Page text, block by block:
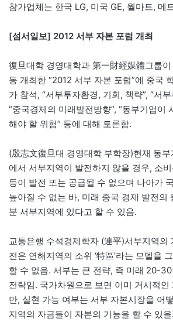
참가업체는 한국 LG, 미국 GE, 월마트, 메
[섬서일보] 2012 서부 자본 포럼 개최
復旦대학 경영대학과 第一財經媒體그룹
동 개최한 “2012 서부 자본 포럼”에 중국
가 참석, “서부투자환경, 기회, 책략”, “서
“중국경제의 미래발전방향”, “동부기업이
해야 할 위험” 등에 대해 토론함.
(殷志文復旦대 경영대학 부학장)현재 동
에서 서부지역이 발전하지 않을 경우, 소
등이 발전 또는 공급될 수 없으며 나아가
높아질 수 없는 바, 미래 중국 경제 발전의
분 서부지역에 있다고 할 수 있음.
교통은행 수석경제학자 (連平)서부지역의
전은 연해지역의 소위 ‘特區’라는 모델을
할 수 없음. 서부는 큰 전략, 즉 미래 20-
전략임. 국가차원으로 보면 이미 거시적인
만, 실현 가능 여부는 서부 자본시장을 어
지역의 자금들이 자본의 기능을 할 수 있